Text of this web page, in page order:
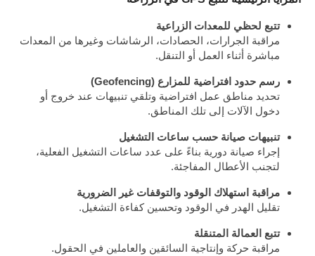
تتبع لحظي للمعدات الزراعية
مراقبة الجرارات، الحصادات، الرشاشات وغيرها من المعدات
مباشرة أثناء العمل أو التنقل.
رسم حدود افتراضية للمزارع (Geofencing)
تحديد مناطق عمل افتراضية وتلقي تنبيهات عند خروج أو
دخول الآلات إلى تلك المناطق.
تنبيهات صيانة حسب ساعات التشغيل
إجراء صيانة دورية بناءً على عدد ساعات التشغيل الفعلية،
لتجنب الأعطال المفاجئة.
مراقبة استهلاك الوقود والتوقفات غير الضرورية
تقليل الهدر في الوقود وتحسين كفاءة التشغيل.
تتبع العمالة المتنقلة
مراقبة حركة وإنتاجية السائقين والعاملين في الحقول.